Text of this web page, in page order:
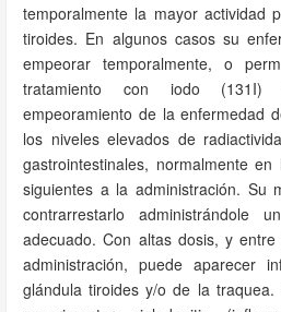
temporalmente la mayor actividad
tiroides. En algunos casos su
empeorar temporalmente, o
tratamiento con iodo (131I)
empeoramiento de la enfermedad
los niveles elevados de
gastrointestinales, normalmente
siguientes a la administración. Su
contrarrestarlo administrándole
adecuado. Con altas dosis, y
administración, puede aparecer
glándula tiroides y/o de la traquea.